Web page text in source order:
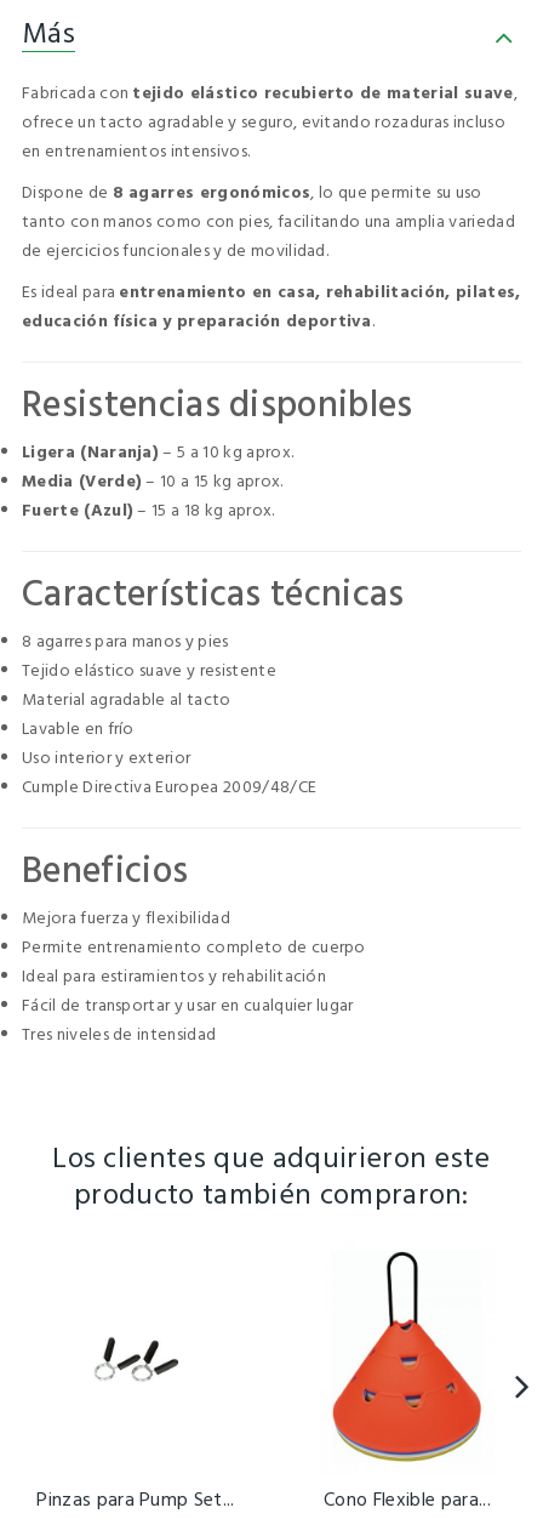
Más
Fabricada con tejido elástico recubierto de material suave,
ofrece un tacto agradable y seguro, evitando rozaduras incluso
en entrenamientos intensivos.
Dispone de 8 agarres ergonómicos, lo que permite su uso
tanto con manos como con pies, facilitando una amplia variedad
de ejercicios funcionales y de movilidad.
Es ideal para entrenamiento en casa, rehabilitación, pilates,
educación física y preparación deportiva.
Resistencias disponibles
Ligera (Naranja)– 5 a 10 kg aprox.
Media (Verde)– 10 a 15 kg aprox.
Fuerte (Azul)– 15 a 18 kg aprox.
Características técnicas
8 agarres para manos y pies
Tejido elástico suave y resistente
Material agradable al tacto
Lavable en frío
Uso interior y exterior
Cumple Directiva Europea 2009/48/CE
Beneficios
Mejora fuerza y flexibilidad
Permite entrenamiento completo de cuerpo
Ideal para estiramientos y rehabilitación
Fácil de transportar y usar en cualquier lugar
Tres niveles de intensidad
Los clientes que adquirieron este
producto también compraron:
Pinzas para Pump Set... Cono Flexible para...